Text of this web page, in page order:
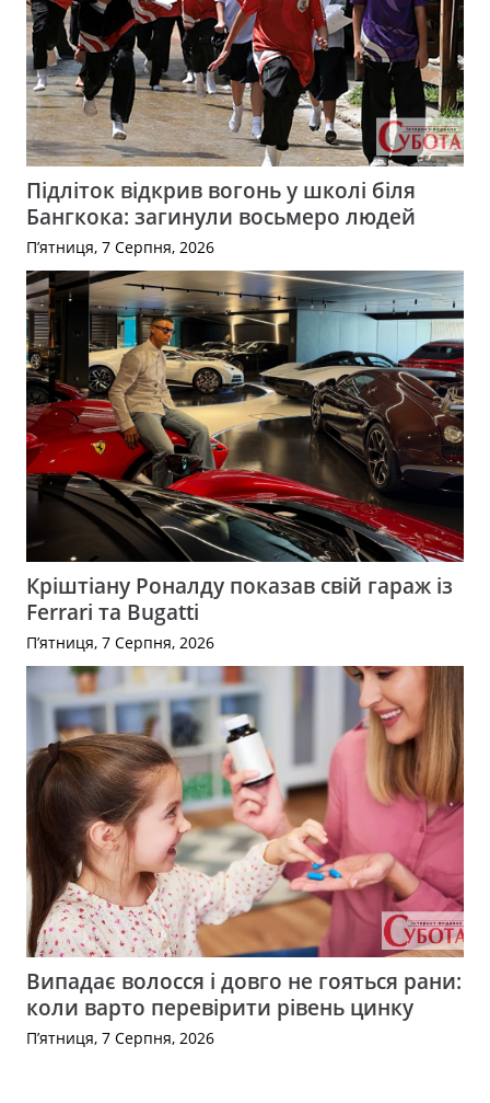
Підліток відкрив вогонь у школі біля
Бангкока: загинули восьмеро людей
П’ятниця, 7 Серпня, 2026
Кріштіану Роналду показав свій гараж із
Ferrari та Bugatti
П’ятниця, 7 Серпня, 2026
Випадає волосся і довго не гояться рани:
коли варто перевірити рівень цинку
П’ятниця, 7 Серпня, 2026